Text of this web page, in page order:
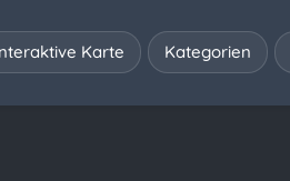
Karte Kategorien